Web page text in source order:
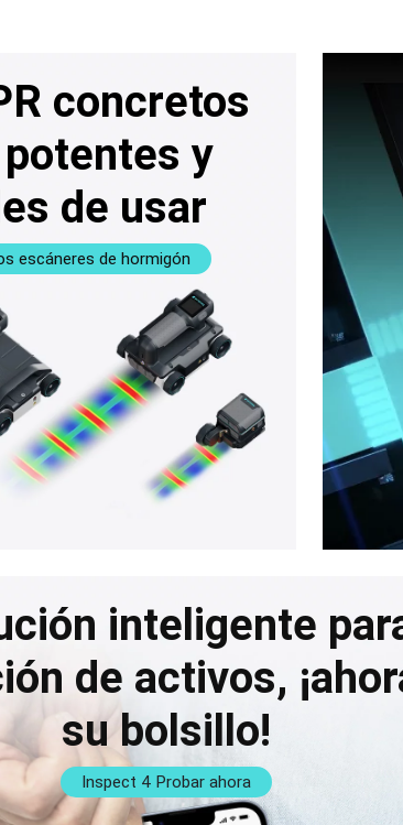
concretos
y
de usar
escáneres de hormigón
inteligente
de activos,
su bolsillo!
Inspect 4 Probar ahora